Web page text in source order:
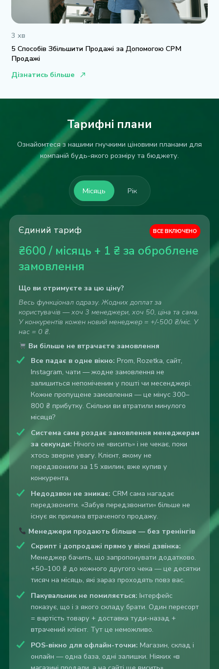
3 хв
5 Способів Збільшити Продажі за Допомогою СРМ
Продажі
Дізнатись більше
Тарифні плани
Ознайомтеся з нашими гнучкими ціновими планами для
компаній будь-якого розміру та бюджету.
Місяць Рік
Єдиний тариф ВСЕ ВКЛЮЧЕНО
₴600 / місяць + 1 ₴ за оброблене
замовлення
Що ви отримуєте за цю ціну?
Весь функціонал одразу. Жодних доплат за
користувачів — хоч 3 менеджери, хоч 50, ціна та сама.
У конкурентів кожен новий менеджер = +/-500 ₴/міс. У
нас = 0 ₴.
Ви більше не втрачаєте замовлення
Все падає в одне вікно: Prom, Rozetka, сайт,
Instagram, чати — жодне замовлення не
залишиться непоміченим у пошті чи месенджері.
Кожне пропущене замовлення — це мінус 300–
800 ₴ прибутку. Скільки ви втратили минулого
місяця?
Система сама роздає замовлення менеджерам
за секунди: Нічого не «висить» і не чекає, поки
хтось зверне увагу. Клієнт, якому не
передзвонили за 15 хвилин, вже купив у
конкурента.
Недодзвон не зникає: CRM сама нагадає
передзвонити. «Забув передзвонити» більше не
існує як причина втраченого продажу.
Менеджери продають більше — без тренінгів
Скрипт і допродажі прямо у вікні дзвінка:
Менеджер бачить, що запропонувати додатково.
+50–100 ₴ до кожного другого чека — це десятки
тисяч на місяць, які зараз проходять повз вас.
Пакувальник не помиляється: Інтерфейс
показує, що і з якого складу брати. Один пересорт
= вартість товару + доставка туди-назад +
втрачений клієнт. Тут це неможливо.
POS-вікно для офлайн-точки: Магазин, склад і
онлайн — одна база, одні залишки. Ніяких «в